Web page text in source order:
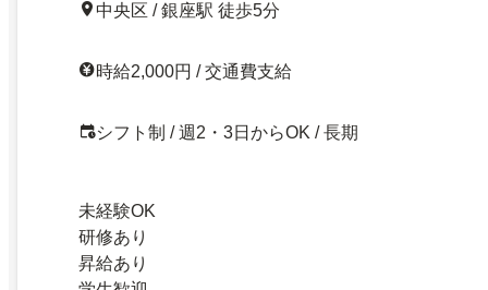
中央区 / 銀座駅 徒歩5分
時給2,000円 / 交通費支給
シフト制 / 週2・3日からOK / 長期
未経験OK
研修あり
昇給あり